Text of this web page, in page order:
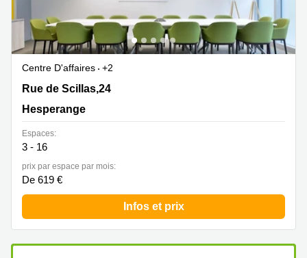
Alzette
Bureaux
Sandweiler
Luxembourg
Centres
Bertrange
Esch-
sur-
Alzette
Centres
d’affaires
Sandweiler
Centre D'affaires
+2
Rue de Scillas,24, Hesperange
Rue de Scillas,24
Hesperange
Espaces:
3 - 16
prix par espace par mois:
De 619 €
Infos et prix